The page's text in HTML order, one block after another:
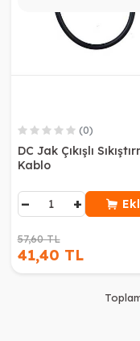
(0)
DC Jak Çıkışlı
Kablo
− +
57,60 TL
41,40 TL